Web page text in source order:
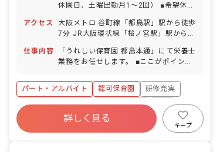
休園日、土曜出勤月1～2回） ■希望休制
給休暇（半日単位での取得可／5日以上
の連休相談OK） ※入社半年後から10日
支給 ■慶弔休暇 ■産前産後・育児休暇
（取得率100％（16名）・復帰率
休暇 ※年間休日121日以上（2026年度
予定124日）
アクセス
大阪メトロ 谷町線「都島駅」駅から徒歩
7分 JR大阪環状線「桜ノ宮駅」駅から徒
スペース完備）
仕事内容
「うれしい保育園 都島本通」にて栄養士
業務をお任せします。 ■ここがポイン
ランクがある」等、ご心配はいりませ
ん！スタッフが丁寧にサポートします。
▼▼具体的にはこんなお仕事です▼▼ ＊
食器洗浄や、盛り付け補助、副菜の調理
等の業務 ＊食育の補助や準備 ＊発注作
パート・アルバイト 認可保育園
研修充実
ボーナス・賞与あり
社会保険完備
有給
福利厚生充実
退職金制度
残業少なめ
詳しく見る
キープ